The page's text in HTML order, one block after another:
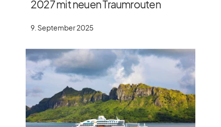
2027 mit neuen Traumrouten
9. September 2025